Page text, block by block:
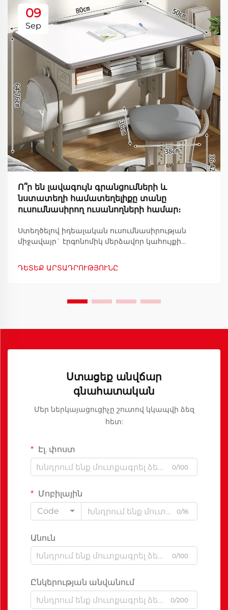
09
Sep
Ո՞ր են լավագույն գրանցումների և
նստատեղի համատեղելիքը տանը
ուսումնասիրող ուսանողների համար։
Ստեղծելով իդեալական ուսումնասիրության
միջավայր` էրգոնոմիկ մերձավոր կահույքի
համադրությունը արդյունավետ տնային
ուսումնասիրության տարածքի հիմքն է: Քանի որ
էրգոնոմիկ աշխատանքային տարածք...
ԴԵՏԵՔ ԱՐՏԱԴՐՈՒԹՅՈՒՆԸ
Ստացեք անվճար
գնահատական
Մեր ներկայացուցիչը շուտով կկապվի ձեզ
հետ:
Էլ. փոստ
0/100
Մոբիլային
Code
0/16
Անուն
0/100
Ընկերության անվանում
0/200